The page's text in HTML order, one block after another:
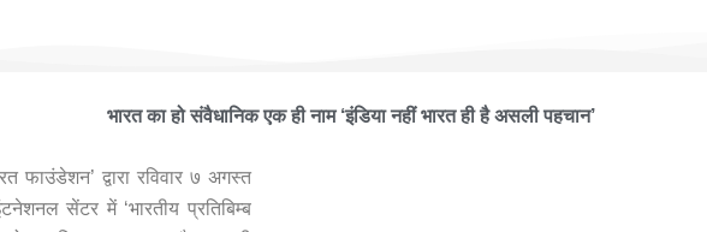
भारत का हो संवैधानिक एक ही नाम ‘इंडिया नहीं भारत ही है असली पहचान’
फाउंडेशन’ द्वारा रविवार ७ अगस्त
सेंटर में ‘भारतीय प्रतिबिम्ब